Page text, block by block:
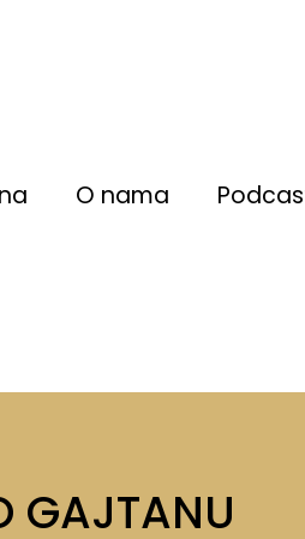
O nama
GAJTANU